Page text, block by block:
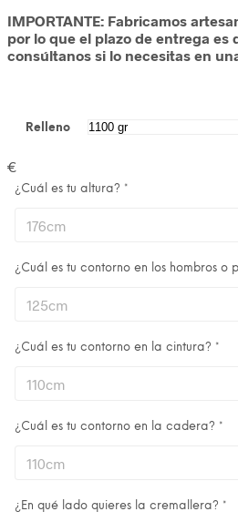
IMPORTANTE: Fabricamos
por lo que el plazo de entrega es
consúltanos si lo necesitas en
Relleno
€
¿Cuál es tu altura? *
¿Cuál es tu contorno en los hombros o
¿Cuál es tu contorno en la cintura? *
¿Cuál es tu contorno en la cadera? *
¿En qué lado quieres la cremallera? *